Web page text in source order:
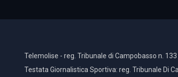
Telemolise - reg. Tribunale di Campobasso n.
Testata Giornalistica Sportiva: reg. Tribunale Di